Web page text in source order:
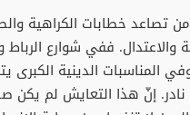
تصاعد خطابات الكراهية
والاعتدال. ففي شوارع الرباط
المناسبات الدينية الكبرى
إنّ هذا التعايش لم يكن